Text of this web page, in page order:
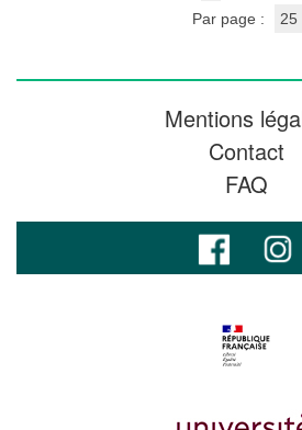
Par page :
25
Mentions
Contact
FAQ